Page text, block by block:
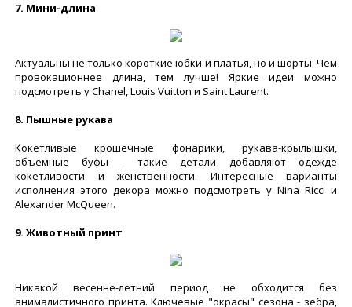
7. Мини-длина
Актуальны не только короткие юбки и платья, но и шорты. Чем
провокационнее длина, тем лучше! Яркие идеи можно
подсмотреть у Chanel, Louis Vuitton и Saint Laurent.
8. Пышные рукава
Кокетливые крошечные фонарики, рукава-крылышки,
объемные буфы - такие детали добавляют одежде
кокетливости и женственности. Интересные варианты
исполнения этого декора можно подсмотреть у Nina Ricci и
Alexander McQueen.
9. Животный принт
Никакой весенне-летний период не обходится без
анималистичного принта. Ключевые "окрасы" сезона - зебра,